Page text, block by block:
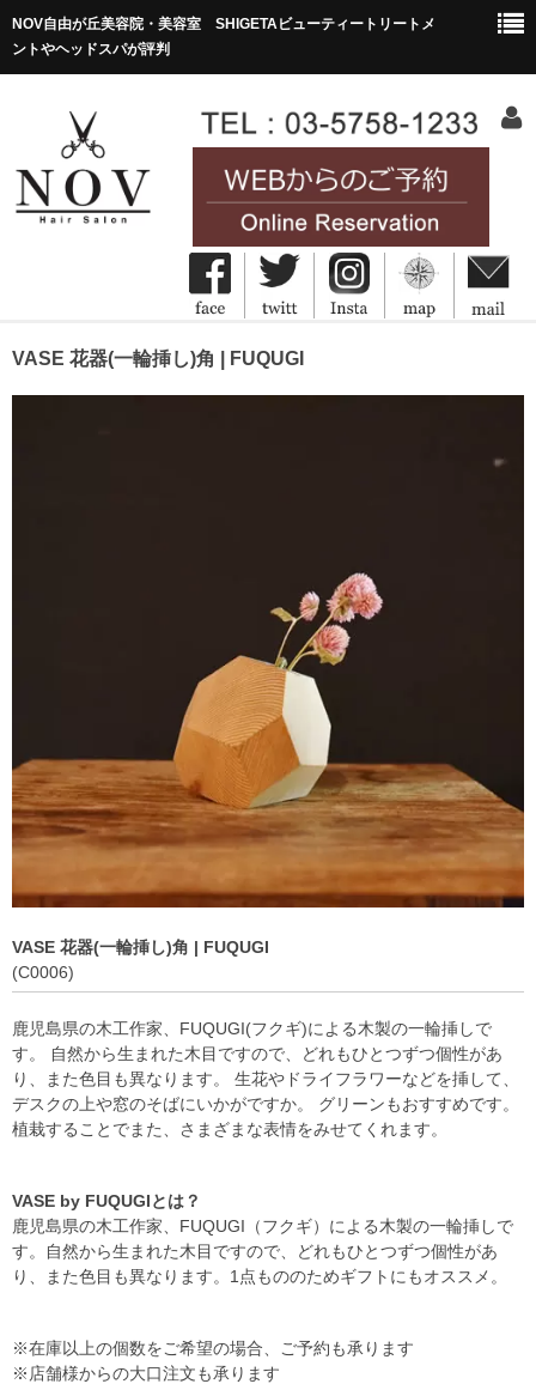
NOV自由が丘美容院・美容室 SHIGETAビューティートリートメ
ントやヘッドスパが評判
HOME
ブログ
Opening&Access
営業時間・アクセス
VASE 花器(一輪挿し)角 | FUQUGI
VASE 花器(一輪挿し)角 | FUQUGI
(C0006)
鹿児島県の木工作家、FUQUGI(フクギ)による木製の一輪挿しで
す。 自然から生まれた木目ですので、どれもひとつずつ個性があ
り、また色目も異なります。 生花やドライフラワーなどを挿して、
デスクの上や窓のそばにいかがですか。 グリーンもおすすめです。
植栽することでまた、さまざまな表情をみせてくれます。
VASE by FUQUGIとは？
鹿児島県の木工作家、FUQUGI（フクギ）による木製の一輪挿しで
す。自然から生まれた木目ですので、どれもひとつずつ個性があ
り、また色目も異なります。1点もののためギフトにもオススメ。
※在庫以上の個数をご希望の場合、ご予約も承ります
※店舗様からの大口注文も承ります